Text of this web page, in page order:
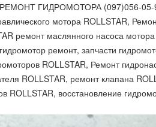
ГИДРОМОТОРА (097)056-05-
мотора ROLLSTAR,
ремонт маслянного насоса
ремонт, запчасти
ROLLSTAR, Ремонт
ROLLSTAR, ремонт клапана
ROLLSTAR, восстановление